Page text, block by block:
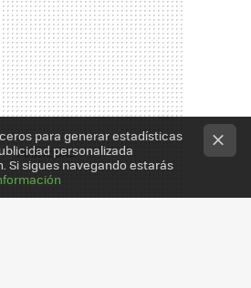
para generar estadísticas
personalizada
Si sigues navegando estarás